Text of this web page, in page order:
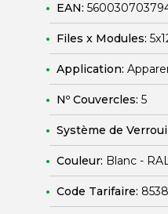
EAN:
Files x Modules:
Application:
Nº Couvercles: 5
Système de
Couleur: Blanc -
Code Tarifaire: